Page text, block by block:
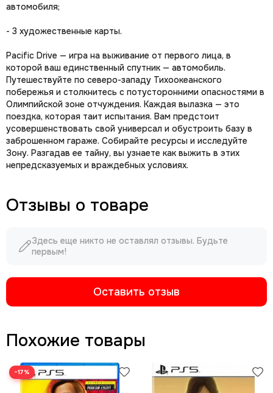
автомобиля;
- 3 художественные карты.
Pacific Drive — игра на выживание от первого лица, в
которой ваш единственный спутник — автомобиль.
Путешествуйте по северо-западу Тихоокеанского
побережья и столкнитесь с потусторонними опасностями в
Олимпийской зоне отчуждения. Каждая вылазка — это
поездка, которая таит испытания. Вам предстоит
усовершенствовать свой универсал и обустроить базу в
заброшенном гараже. Собирайте ресурсы и исследуйте
Зону. Разгадав ее тайну, вы узнаете как выжить в этих
непредсказуемых и враждебных условиях.
Отзывы о товаре
Здесь еще никто не оставлял отзывы. Будьте
первым!
Оставить отзыв
Похожие товары
−17%